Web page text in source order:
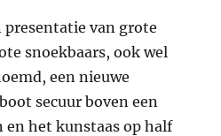
presentatie van grote
snoekbaars, ook wel
een nieuwe
secuur boven een
en het kunstaas op half